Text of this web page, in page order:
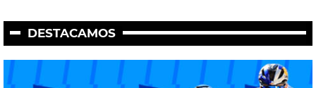
DESTACAMOS